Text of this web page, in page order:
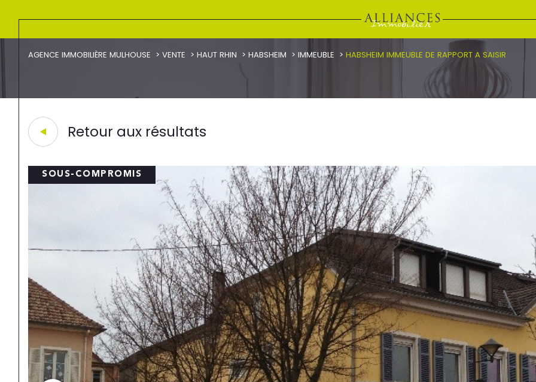
AGENCE IMMOBILIÈRE MULHOUSE VENTE HAUT RHIN HABSHEIM IMMEUBLE HABSHEIM IMMEUBLE DE RAPPORT A SAISIR
Retour aux résultats
SOUS-COMPROMIS